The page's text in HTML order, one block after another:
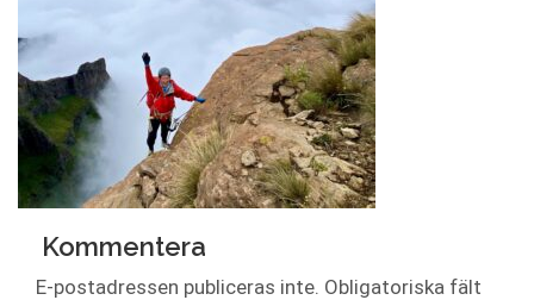
Kommentera
E-postadressen publiceras inte. Obligatoriska fält